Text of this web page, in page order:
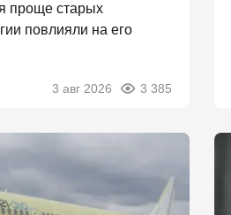
проще старых
повлияли на его
3 авг 2026 3 385